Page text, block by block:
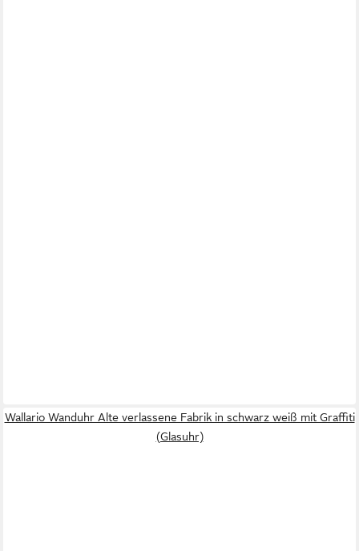
Wallario Wanduhr Alte verlassene Fabrik in schwarz weiß mit Graffiti
(Glasuhr)